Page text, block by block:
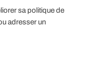
sa politique de
adresser un